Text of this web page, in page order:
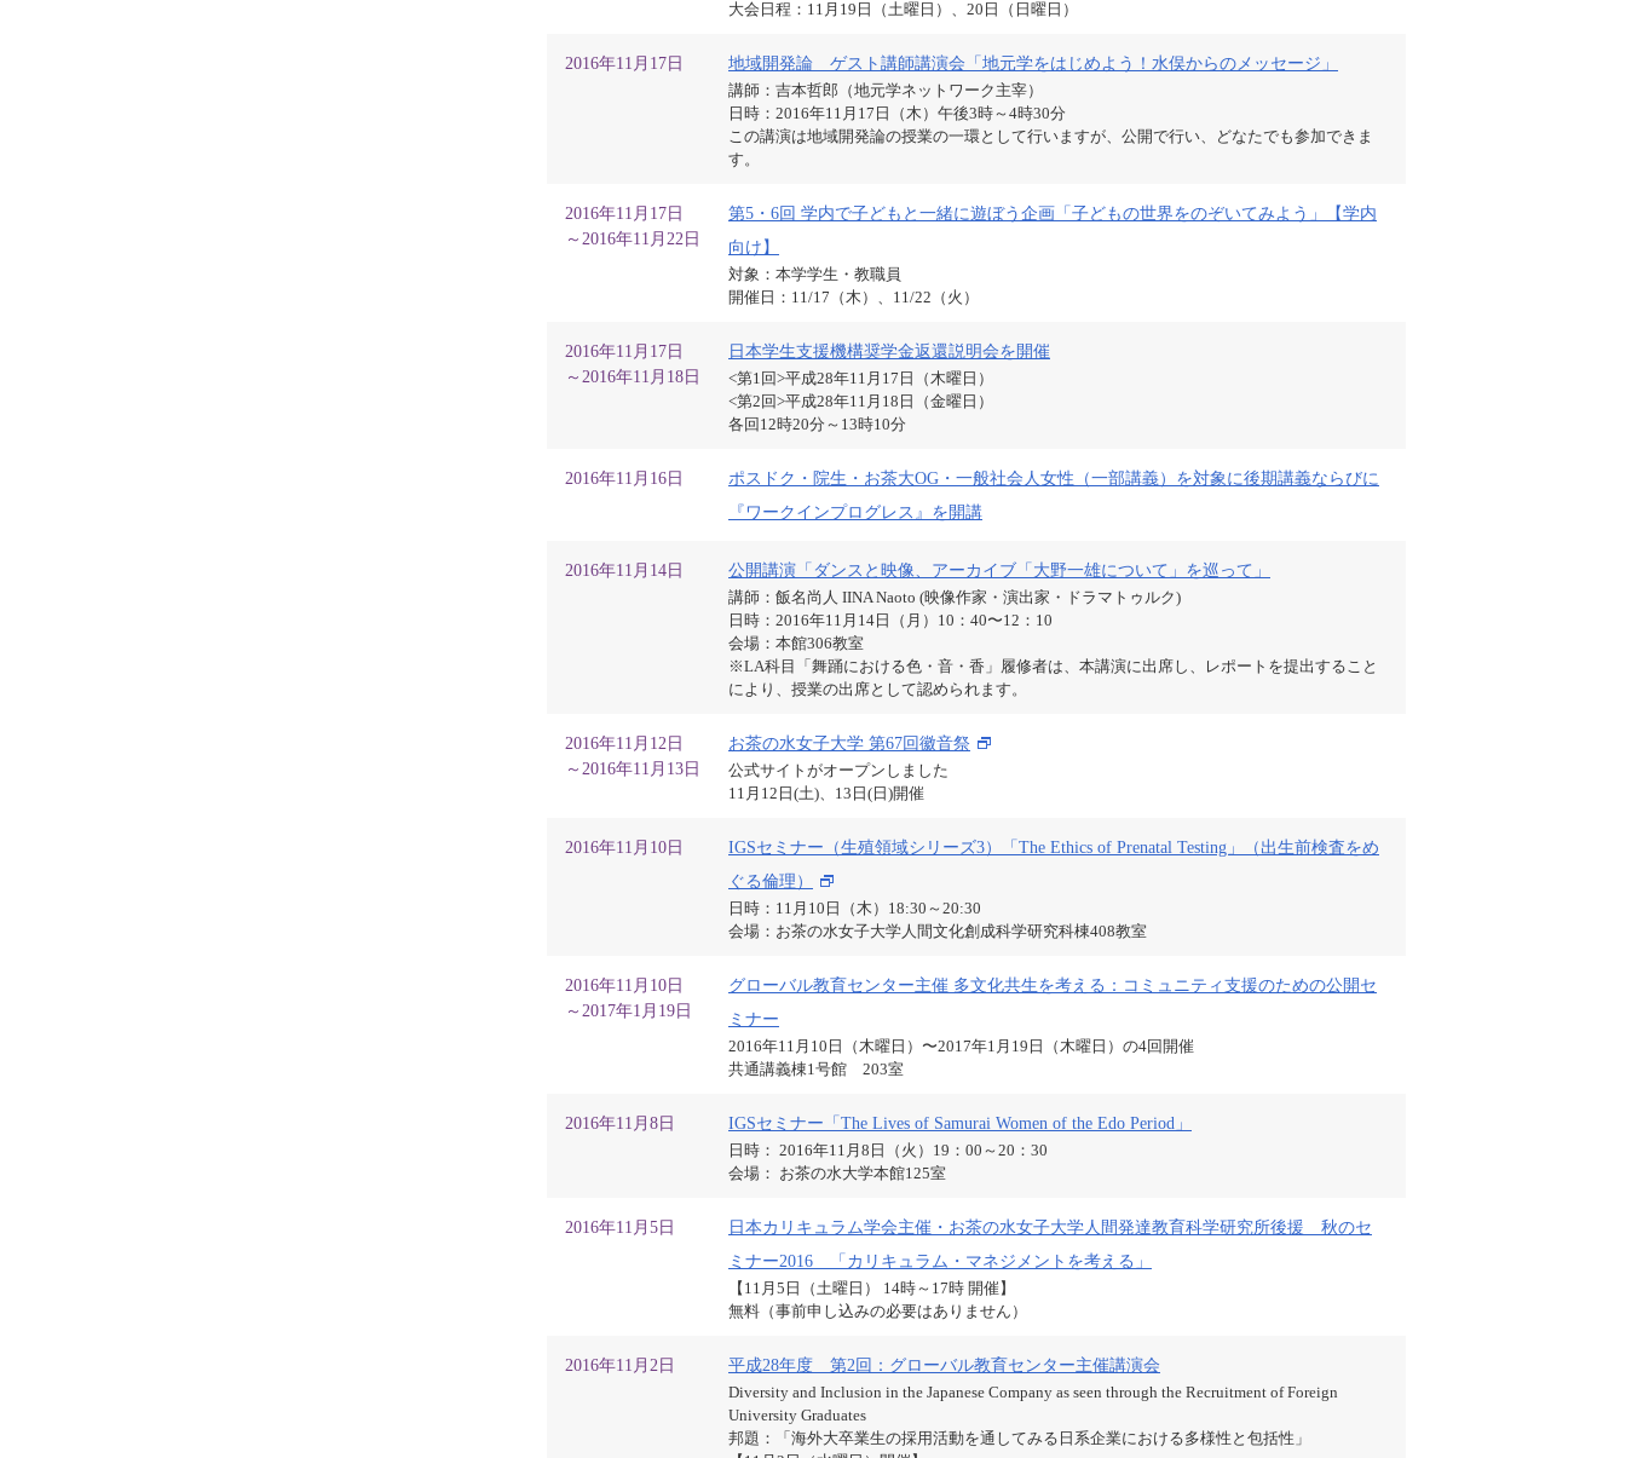
大会日程：11月19日（土曜日）、20日（日曜日）
2016年11月17日 地域開発論 ゲスト講師講演会「地元学をはじめよう！水俣からのメッセージ」
講師：吉本哲郎（地元学ネットワーク主宰）
日時：2016年11月17日（木）午後3時～4時30分
この講演は地域開発論の授業の一環として行いますが、公開で行い、どなたでも参加できま
す。
2016年11月17日
～2016年11月22日
第5・6回 学内で子どもと一緒に遊ぼう企画「子どもの世界をのぞいてみよう」【学内
向け】
対象：本学学生・教職員
開催日：11/17（木）、11/22（火）
2016年11月17日
～2016年11月18日
日本学生支援機構奨学金返還説明会を開催
<第1回>平成28年11月17日（木曜日）
<第2回>平成28年11月18日（金曜日）
各回12時20分～13時10分
2016年11月16日
ポスドク・院生・お茶大OG・一般社会人女性（一部講義）を対象に後期講義ならびに
『ワークインプログレス』を開講
2016年11月14日 公開講演「ダンスと映像、アーカイブ「⼤野⼀雄について」を巡って」
講師：飯名尚人 IINA Naoto (映像作家・演出家・ドラマトゥルク)
日時：2016年11月14日（月）10：40〜12：10
会場：本館306教室
※LA科目「舞踊における色・音・香」履修者は、本講演に出席し、レポートを提出すること
により、授業の出席として認められます。
2016年11月12日
～2016年11月13日
お茶の水女子大学 第67回徽音祭
公式サイトがオープンしました
11月12日(土)、13日(日)開催
2016年11月10日
IGSセミナー（生殖領域シリーズ3）「The Ethics of Prenatal Testing」（出生前検査をめ
ぐる倫理）
日時：11月10日（木）18:30～20:30
会場：お茶の水女子大学人間文化創成科学研究科棟408教室
2016年11月10日
～2017年1月19日
グローバル教育センター主催 多文化共生を考える：コミュニティ支援のための公開セ
ミナー
2016年11月10日（木曜日）〜2017年1月19日（木曜日）の4回開催
共通講義棟1号館 203室
2016年11月8日 IGSセミナー「The Lives of Samurai Women of the Edo Period」
日時： 2016年11月8日（火）19：00～20：30
会場： お茶の水大学本館125室
2016年11月5日
日本カリキュラム学会主催・お茶の水女子大学人間発達教育科学研究所後援 秋のセ
ミナー2016 「カリキュラム・マネジメントを考える」
【11月5日（土曜日） 14時～17時 開催】
無料（事前申し込みの必要はありません）
2016年11月2日 平成28年度 第2回：グローバル教育センター主催講演会
Diversity and Inclusion in the Japanese Company as seen through the Recruitment of Foreign
University Graduates
邦題：「海外大卒業生の採用活動を通してみる日系企業における多様性と包括性」